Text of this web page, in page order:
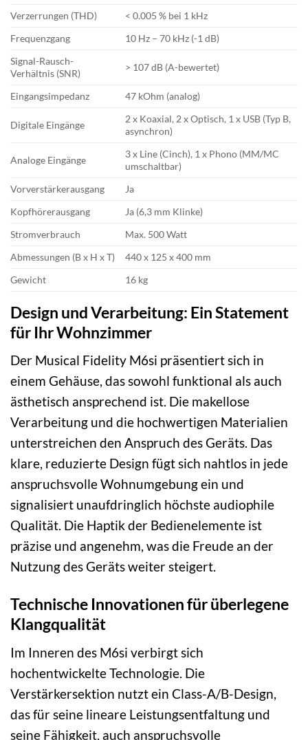
Verzerrungen (THD)
< 0.005 % bei 1 kHz
Frequenzgang
10 Hz – 70 kHz (-1 dB)
Signal-Rausch-
Verhältnis (SNR)
> 107 dB (A-bewertet)
Eingangsimpedanz 47 kOhm (analog)
Digitale Eingänge
2 x Koaxial, 2 x Optisch, 1 x USB (Typ B,
asynchron)
Analoge Eingänge
3 x Line (Cinch), 1 x Phono (MM/MC
umschaltbar)
Vorverstärkerausgang
Ja
Kopfhörerausgang
Ja (6,3 mm Klinke)
Stromverbrauch
Max. 500 Watt
Abmessungen (B x H x T)
440 x 125 x 400 mm
Gewicht
16 kg
Design und Verarbeitung: Ein Statement
für Ihr Wohnzimmer
Der Musical Fidelity M6si präsentiert sich in
einem Gehäuse, das sowohl funktional als auch
ästhetisch ansprechend ist. Die makellose
Verarbeitung und die hochwertigen Materialien
unterstreichen den Anspruch des Geräts. Das
klare, reduzierte Design fügt sich nahtlos in jede
anspruchsvolle Wohnumgebung ein und
signalisiert unaufdringlich höchste audiophile
Qualität. Die Haptik der Bedienelemente ist
präzise und angenehm, was die Freude an der
Nutzung des Geräts weiter steigert.
Technische Innovationen für überlegene
Klangqualität
Im Inneren des M6si verbirgt sich
hochentwickelte Technologie. Die
Verstärkersektion nutzt ein Class-A/B-Design,
das für seine lineare Leistungsentfaltung und
seine Fähigkeit, auch anspruchsvolle